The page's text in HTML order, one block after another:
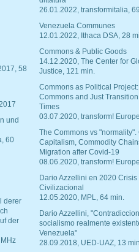
58
und
60
derer
der
26.01.2022, transformitalia,
Venezuela Communes
12.01.2022, Ithaca DSA, 28
Commons & Public Goods
14.12.2020, The Center for
Justice, 121 min.
Commons as Political Project:
Commons and Just
Times
03.07.2020, transform!
The Commons vs "normality".
Capitalism, Commodity
Migration after Covid-19
08.06.2020, transform!
Dario Azzellini en 2020 Crisis
Civilizacional
12.05.2020, MPL, 64 min.
Dario Azzellini,
socialismo realmente
Venezuela"
28.09.2018, UED-UAZ, 13